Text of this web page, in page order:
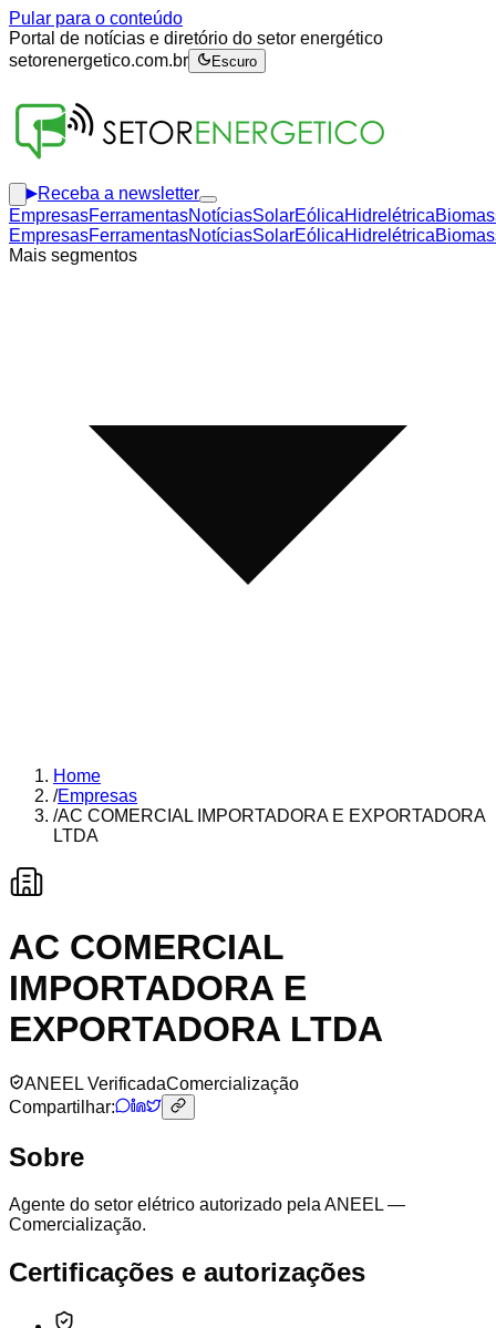
Pular para o conteúdo
Portal de notícias e diretório do setor energético
setorenergetico.com.br
Escuro
Receba a newsletter
EmpresasFerramentasNotíciasSolarEólicaHidrelétrica
EmpresasFerramentasNotíciasSolarEólicaHidrelétrica
Mais segmentos
Home
/Empresas
/AC COMERCIAL IMPORTADORA E EXPORTADORA
LTDA
AC COMERCIAL
IMPORTADORA E
EXPORTADORA LTDA
ANEEL VerificadaComercialização
Compartilhar:
Sobre
Agente do setor elétrico autorizado pela ANEEL —
Comercialização.
Certificações e autorizações